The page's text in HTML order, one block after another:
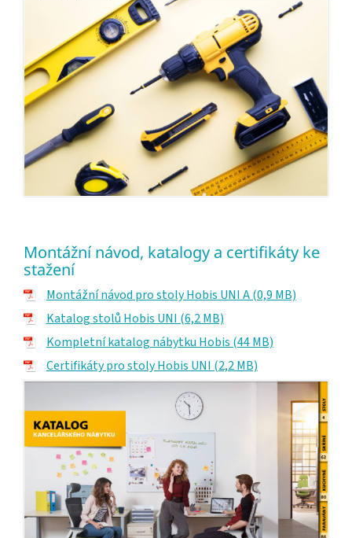
Montážní návod, katalogy a certifikáty ke
stažení
Montážní návod pro stoly Hobis UNI A (0,9 MB)
Katalog stolů Hobis UNI (6,2 MB)
Kompletní katalog nábytku Hobis (44 MB)
Certifikáty pro stoly Hobis UNI (2,2 MB)